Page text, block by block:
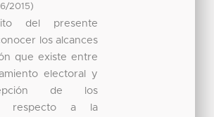
2015)
del presente
los alcances
que existe entre
electoral y
de los
respecto a la